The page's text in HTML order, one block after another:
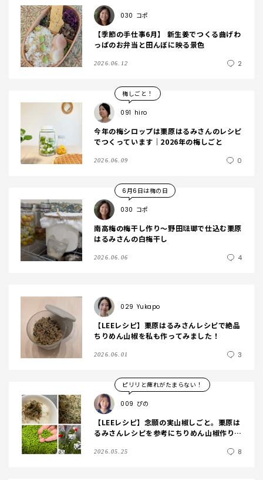
030 コポ
【季節の手仕事6月】 新生姜でつくる曲げわ
っぱのお弁当と田んぼに映る景色
2026.06.12 2
091 hiro
梅しごと！
今年の梅シロップは栗原はるみさんのレシピ
でつくっています｜2026年の梅しごと
2026.06.09 0
030 コポ
6月6日は梅の日
南高梅の梅干し作り～野田琺瑯で仕込む栗原
はるみさんの白梅干し
2026.06.06 4
029 Yukapo
【LEEレシピ】栗原はるみさんレシピで絶品
ちりめん山椒を私も作ってみました！
2026.06.01 3
009 ぴの
ピリリと痺れがたまらない！
【LEEレシピ】念願の実山椒しごと。栗原は
るみさんレシピを参考にちりめん山椒作り
2026.05.25 8